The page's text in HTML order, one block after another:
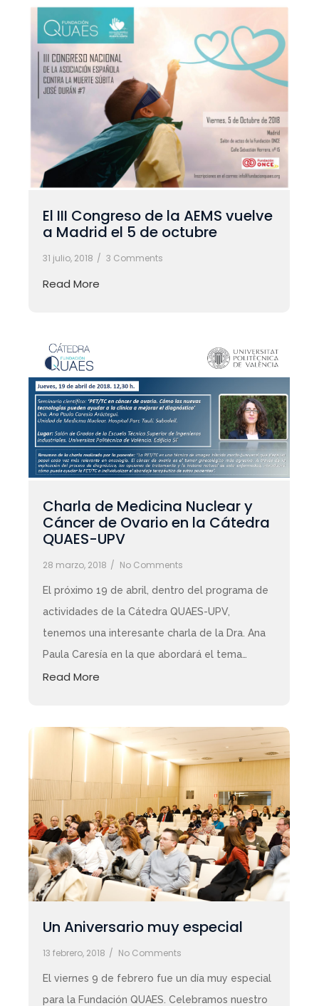
El III Congreso de la AEMS vuelve
a Madrid el 5 de octubre
31 julio, 2018 / 3 Comments
Read More
Charla de Medicina Nuclear y
Cáncer de Ovario en la Cátedra
QUAES-UPV
28 marzo, 2018 / No Comments
El próximo 19 de abril, dentro del programa de
actividades de la Cátedra QUAES-UPV,
tenemos una interesante charla de la Dra. Ana
Paula Caresía en la que abordará el tema…
Read More
Un Aniversario muy especial
13 febrero, 2018 / No Comments
El viernes 9 de febrero fue un día muy especial
para la Fundación QUAES. Celebramos nuestro